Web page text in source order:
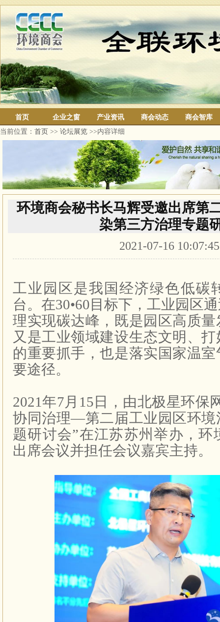
首页 企业之窗 产业资讯 商会动态
商会智库
当前位置： 首页 >> 论坛展览 >>内容详细
环境商会秘书长马辉受邀出席第
染第三方治理专题
2021-07-16
工业园区是我国经济绿色低碳
台。在30•60 目标下，工业园区
理实现碳达峰，既是园区高质
又是工业领域建设生态文明、
的重要抓手，也是落实国家温
要途径。
2021年7 月 15 日，由北极星环保
协同治理—第二届工业园区环境
题研讨会”在江苏苏州举办，环
出席会议并担任会议嘉宾主持。